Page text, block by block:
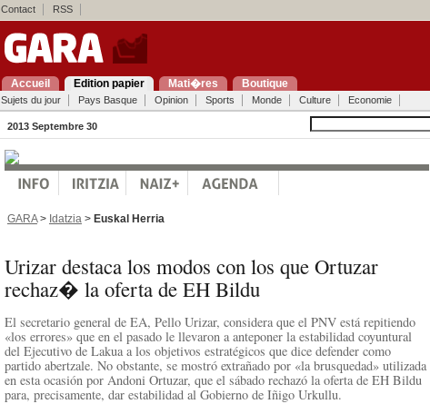
Contact RSS
Accueil Edition papier Mati�res Boutique
Sujets du jour Pays Basque Opinion Sports Monde Culture Economie
2013 Septembre 30
GARA> Idatzia > Euskal Herria
Urizar destaca los modos con los que Ortuzar
rechaz� la oferta de EH Bildu
El secretario general de EA, Pello Urizar, considera que el PNV está repitiendo
«los errores» que en el pasado le llevaron a anteponer la estabilidad coyuntural
del Ejecutivo de Lakua a los objetivos estratégicos que dice defender como
partido abertzale. No obstante, se mostró extrañado por «la brusquedad» utilizada
en esta ocasión por Andoni Ortuzar, que el sábado rechazó la oferta de EH Bildu
para, precisamente, dar estabilidad al Gobierno de Iñigo Urkullu.